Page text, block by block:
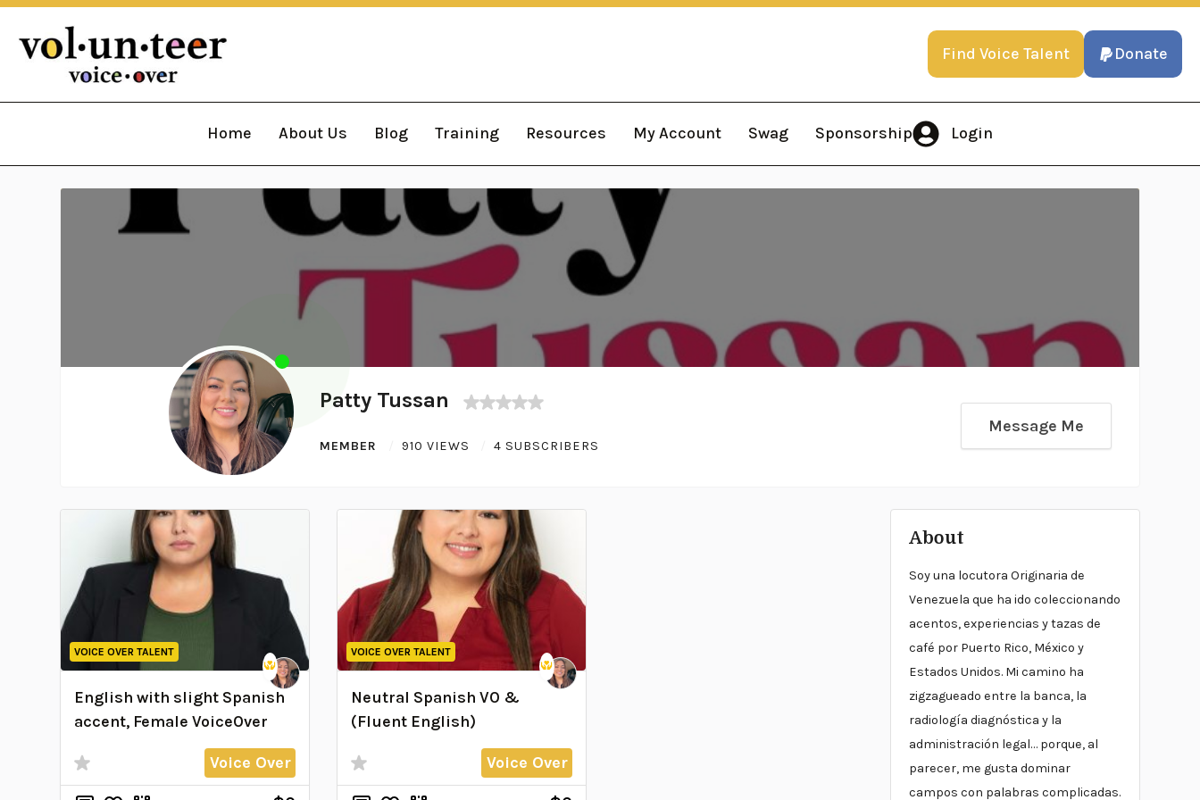
Find Voice Talent Donate
Home About Us Blog Training Resources My Account Swag Sponsorship Login
Patty Tussan
MEMBER 910 VIEWS 4 SUBSCRIBERS
Message Me
VOICE OVER TALENT
English with slight Spanish
accent, Female VoiceOver
Voice Over
VOICE OVER TALENT
Neutral Spanish VO &
(Fluent English)
Voice Over
About
Soy una locutora Originaria de
Venezuela que ha ido coleccionando
acentos, experiencias y tazas de
café por Puerto Rico, México y
Estados Unidos. Mi camino ha
zigzagueado entre la banca, la
radiología diagnóstica y la
administración legal… porque, al
parecer, me gusta dominar
campos con palabras complicadas.